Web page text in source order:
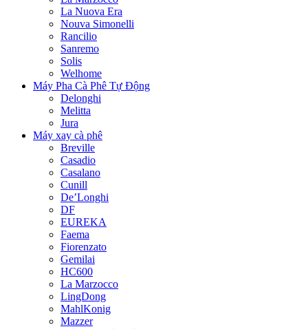
La Nuova Era
Nouva Simonelli
Rancilio
Sanremo
Solis
Welhome
Máy Pha Cà Phê Tự Động
Delonghi
Melitta
Jura
Máy xay cà phê
Breville
Casadio
Casalano
Cunill
De’Longhi
DF
EUREKA
Faema
Fiorenzato
Gemilai
HC600
La Marzocco
LingDong
MahlKonig
Mazzer